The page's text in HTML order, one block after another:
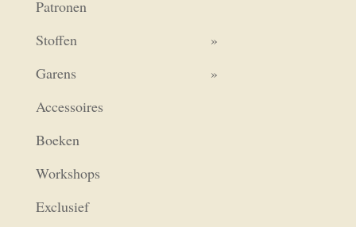
Patronen
Stoffen
Garens
Accessoires
Boeken
Workshops
Exclusief